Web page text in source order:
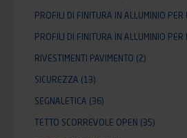
PROFILI DI FINITURA IN ALLUMINIO PER
PROFILI DI FINITURA IN ALLUMINIO PER
RIVESTIMENTI PAVIMENTO (2)
SICUREZZA (13)
SEGNALETICA (36)
TETTO SCORREVOLE OPEN (35)